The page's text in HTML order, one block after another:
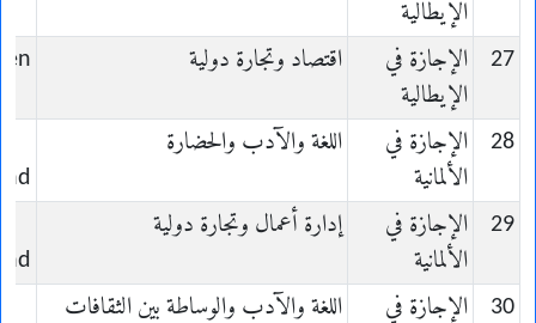
الإيطالية
27
الإجازة في
الإيطالية
اقتصاد وتجارة دولية
28
الإجازة في
الألمانية
اللغة والآدب والحضارة
29
الإجازة في
الألمانية
إدارة أعمال وتجارة دولية
30
الإجازة في
اللغة والآدب والوساطة بين الثقافات